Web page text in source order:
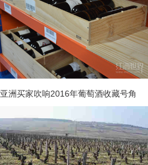
亚洲买家吹响2016年葡萄酒收藏号角